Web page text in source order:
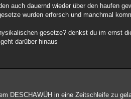
auch dauernd wieder über den haufen
wurden erforsch und manchmal
gesetze? denkst du im ernst
darüber hinaus
DESCHAWÜH in eine Zeitschleife zu